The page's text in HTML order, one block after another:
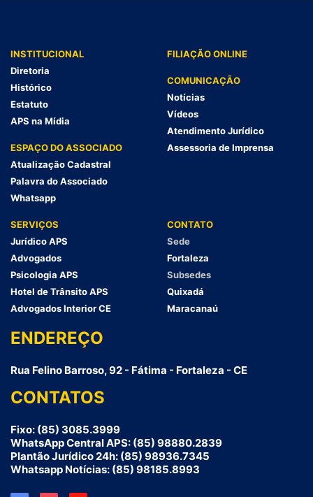
INSTITUCIONAL
Diretoria
Histórico
Estatuto
APS na Mídia
ESPAÇO DO ASSOCIADO
Atualização Cadastral
Palavra do Associado
Whatsapp
FILIAÇÃO ONLINE
COMUNICAÇÃO
Notícias
Vídeos
Atendimento Jurídico
Assessoria de Imprensa
SERVIÇOS
Jurídico APS
Advogados
Psicologia APS
Hotel de Trânsito APS
Advogados Interior CE
CONTATO
Sede
Fortaleza
Subsedes
Quixadá
Maracanaú
ENDEREÇO
Rua Felino Barroso, 92 - Fátima - Fortaleza - CE
CONTATOS
Fixo: (85) 3085.3999
WhatsApp Central APS: (85) 98880.2839
Plantão Jurídico 24h: (85) 98936.7345
Whatsapp Notícias: (85) 98185.8993